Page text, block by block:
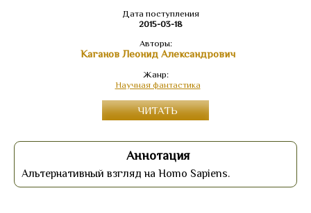
Дата поступления
2015-03-18
Авторы:
Каганов Леонид Александрович
Жанр:
Научная фантастика
ЧИТАТЬ
Аннотация
Альтернативный взгляд на Homo Sapiens.